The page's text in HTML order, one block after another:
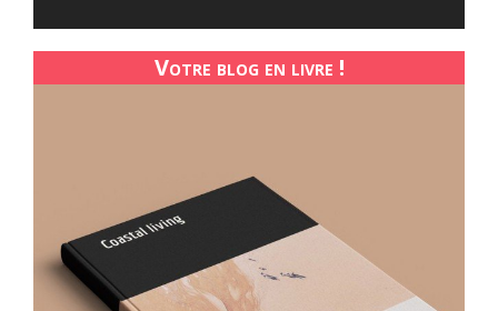
Votre blog en livre !